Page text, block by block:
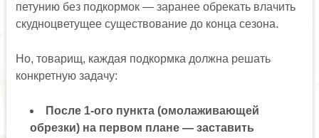
петунию без подкормок — заранее обрекать влачить
скудноцветущее существование до конца сезона.
Но, товарищ, каждая подкормка должна решать
конкретную задачу:
После 1-ого пункта (омолаживающей
обрезки) на первом плане — заставить